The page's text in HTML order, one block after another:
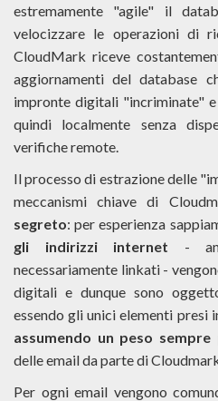
estremamente "agile" il
velocizzare le operazioni di
CloudMark riceve
aggiornamenti del database
impronte digitali "incriminate"
quindi localmente senza
verifiche remote.
Il processo di estrazione delle
meccanismi chiave di
segreto: per esperienza
gli indirizzi internet -
necessariamente linkati -
digitali e dunque sono
essendo gli unici elementi presi
assumendo un peso
delle email da parte di
Per ogni email vengono